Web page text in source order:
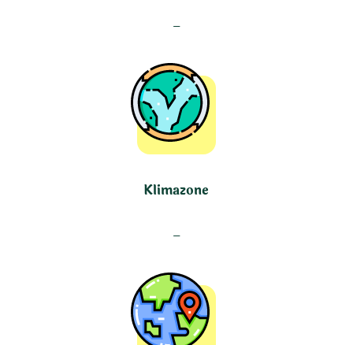
–
Klimazone
–